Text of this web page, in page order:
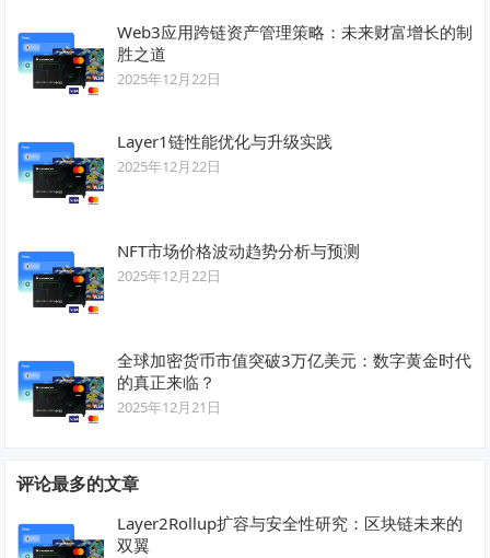
Web3应用跨链资产管理策略：未来财富增长的制
胜之道
2025年12月22日
Layer1链性能优化与升级实践
2025年12月22日
NFT市场价格波动趋势分析与预测
2025年12月22日
全球加密货币市值突破3万亿美元：数字黄金时代
的真正来临？
2025年12月21日
评论最多的文章
Layer2Rollup扩容与安全性研究：区块链未来的
双翼